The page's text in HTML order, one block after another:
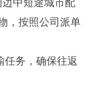
中短途城市配
，按照公司派单
务，确保往返